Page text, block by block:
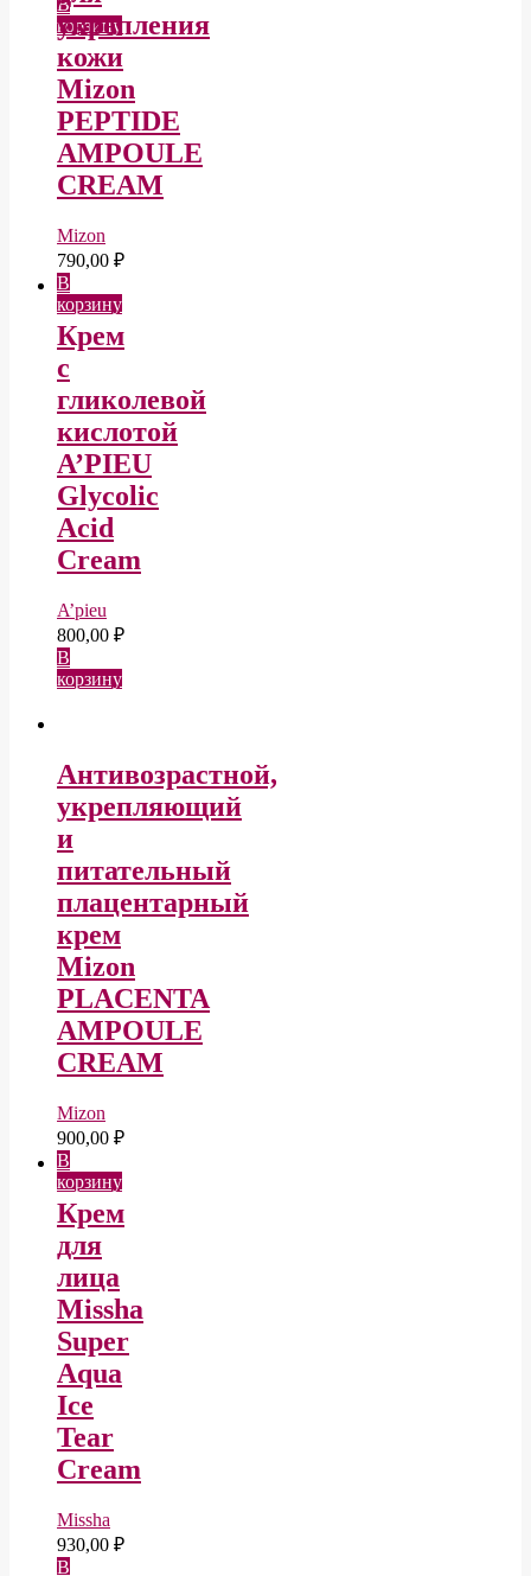
В
корзину
укрепления
кожи
Mizon
PEPTIDE
AMPOULE
CREAM
Mizon
790,00 ₽
В
корзину
Крем
с
гликолевой
кислотой
A’PIEU
Glycolic
Acid
Cream
A’pieu
800,00 ₽
В
корзину
Антивозрастной,
укрепляющий
и
питательный
плацентарный
крем
Mizon
PLACENTA
AMPOULE
CREAM
Mizon
900,00 ₽
В
корзину
Крем
для
лица
Missha
Super
Aqua
Ice
Tear
Cream
Missha
930,00 ₽
В